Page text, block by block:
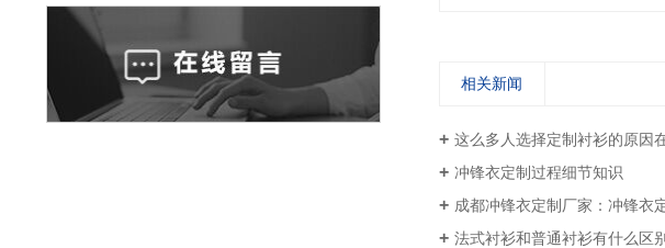
相关新闻
这么多人选择定制衬衫的原因
冲锋衣定制过程细节知识
成都冲锋衣定制厂家：冲锋衣
法式衬衫和普通衬衫有什么区